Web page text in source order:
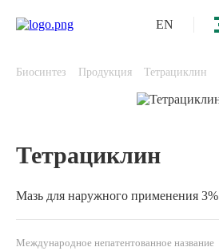
EN
Биосинтез Продукция Тетрациклин
Тетрациклин
Мазь для наружного применения 3%
Международное непатентованное название